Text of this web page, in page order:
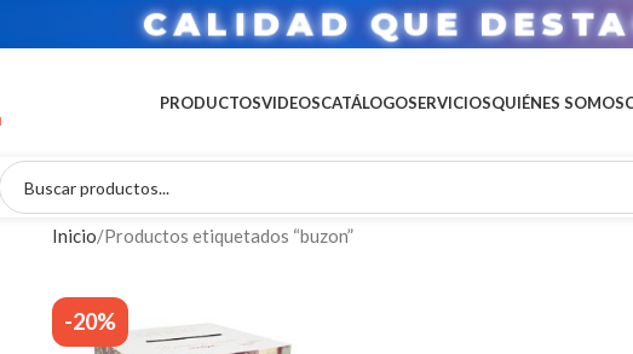
CALIDAD QUE
PRODUCTOSVIDEOSCATÁLOGOSERVICIOSQUIÉNES SOMOS
Inicio Productos etiquetados “buzon”
-20%